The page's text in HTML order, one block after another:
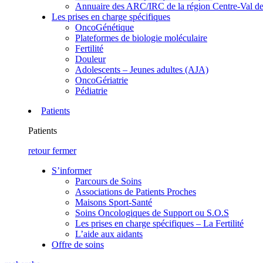
Annuaire des ARC/IRC de la région Centre-Val
Les prises en charge spécifiques
OncoGénétique
Plateformes de biologie moléculaire
Fertilité
Douleur
Adolescents – Jeunes adultes (AJA)
OncoGériatrie
Pédiatrie
Patients
Patients
retour fermer
S’informer
Parcours de Soins
Associations de Patients Proches
Maisons Sport-Santé
Soins Oncologiques de Support ou S.O.S
Les prises en charge spécifiques – La Fertilité
L’aide aux aidants
Offre de soins